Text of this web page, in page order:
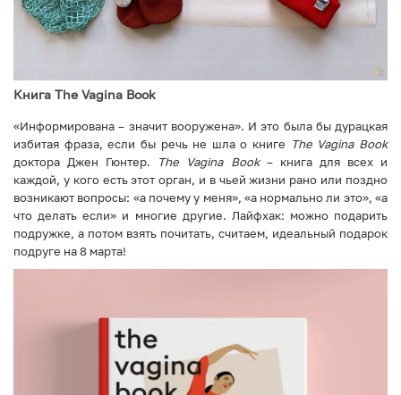
Книга The Vagina Book
«Информирована – значит вооружена». И это была бы дурацкая
избитая фраза, если бы речь не шла о книге The Vagina Book
доктора Джен Гюнтер.
The Vagina Book– книга для всех и
каждой, у кого есть этот орган, и в чьей жизни рано или поздно
возникают вопросы: «а почему у меня», «а нормально ли это», «а
что делать если» и многие другие. Лайфхак: можно подарить
подружке, а потом взять почитать, считаем, идеальный подарок
подруге на 8 марта!